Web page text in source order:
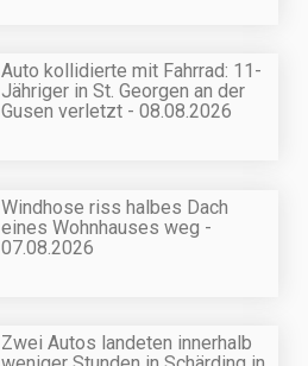
Auto kollidierte mit Fahrrad: 11-
Jähriger in St. Georgen an der
Gusen verletzt - 08.08.2026
Windhose riss halbes Dach
eines Wohnhauses weg -
07.08.2026
Zwei Autos landeten innerhalb